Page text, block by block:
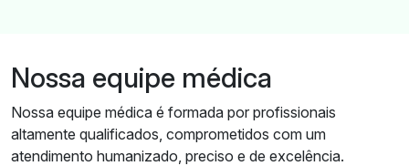
Nossa equipe médica
Nossa equipe médica é formada por profissionais
altamente qualificados, comprometidos com um
atendimento humanizado, preciso e de excelência.